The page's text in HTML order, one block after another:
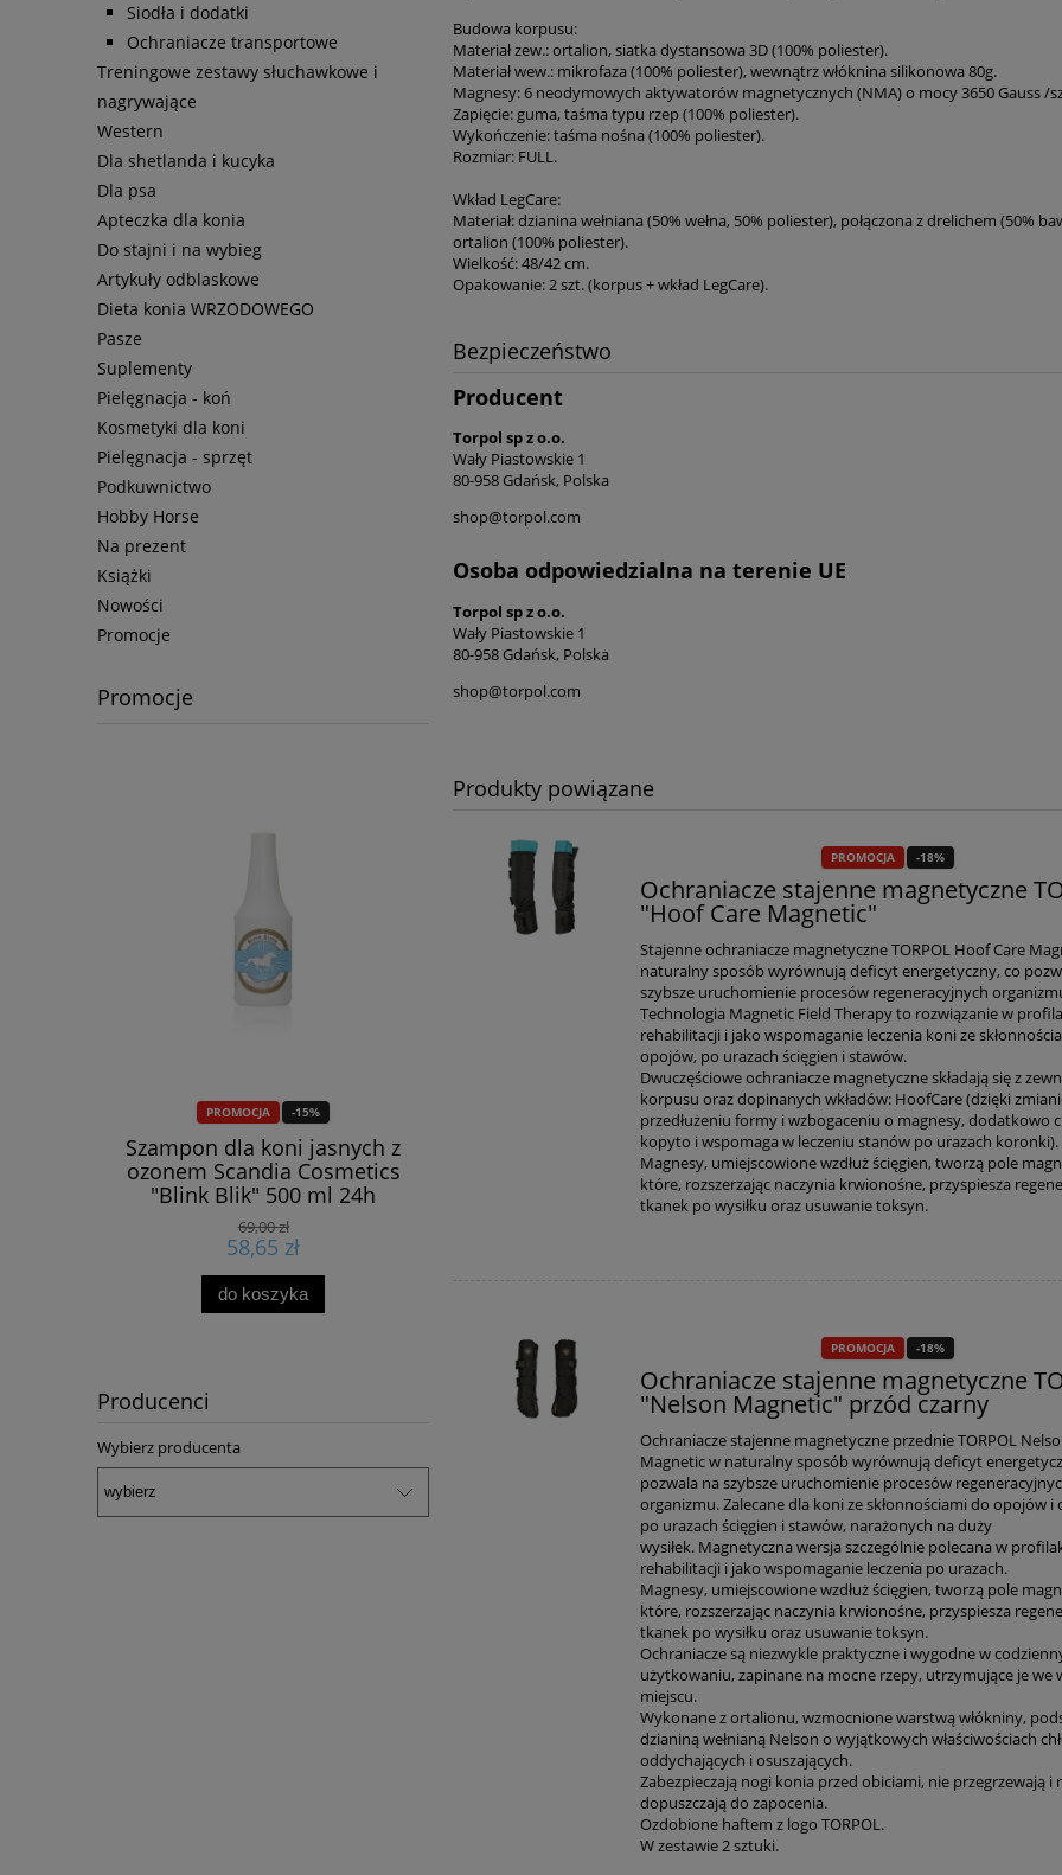
Siodła i dodatki
Ochraniacze transportowe
Treningowe zestawy słuchawkowe i
nagrywające
Western
Dla shetlanda i kucyka
Dla psa
Apteczka dla konia
Do stajni i na wybieg
Artykuły odblaskowe
Dieta konia WRZODOWEGO
Pasze
Suplementy
Pielęgnacja - koń
Kosmetyki dla koni
Pielęgnacja - sprzęt
Podkuwnictwo
Hobby Horse
Na prezent
Książki
Nowości
Promocje
Promocje
PROMOCJA -15%
Szampon dla koni jasnych z
ozonem Scandia Cosmetics
"Blink Blik" 500 ml 24h
69,00 zł
58,65 zł
do koszyka
Czaprak skokowy Bucas "Max
Saddle Pad"
-12%
Cukierki świąteczne OVER
"Overs Christmas"
kg
Producenci
Wybierz producenta
Budowa korpusu:
Materiał zew.: ortalion, siatka dystansowa 3D (100% poliester).
Materiał wew.: mikrofaza (100% poliester), wewnątrz włóknina silikonowa 80g.
Magnesy: 6 neodymowych aktywatorów magnetycznych (NMA) o mocy 3650 Gauss /
Zapięcie: guma, taśma typu rzep (100% poliester).
Wykończenie: taśma nośna (100% poliester).
Rozmiar: FULL.
Wkład LegCare:
Materiał: dzianina wełniana (50% wełna, 50% poliester), połączona z drelichem (50%
ortalion (100% poliester).
Wielkość: 48/42 cm.
Opakowanie: 2 szt. (korpus + wkład LegCare).
Bezpieczeństwo
Producent
Torpol sp z o.o.
Wały Piastowskie 1
80-958 Gdańsk, Polska
shop@torpol.com
Osoba odpowiedzialna na terenie UE
Torpol sp z o.o.
Wały Piastowskie 1
80-958 Gdańsk, Polska
shop@torpol.com
Produkty powiązane
PROMOCJA -18%
Ochraniacze stajenne magnetyczne
"Hoof Care Magnetic"
Stajenne ochraniacze magnetyczne TORPOL Hoof Care
naturalny sposób wyrównują deficyt energetyczny, co
szybsze uruchomienie procesów regeneracyjnych
Technologia Magnetic Field Therapy to rozwiązanie w
rehabilitacji i jako wspomaganie leczenia koni ze
opojów, po urazach ścięgien i stawów.
Dwuczęściowe ochraniacze magnetyczne składają się z
korpusu oraz dopinanych wkładów: HoofCare (dzięki
przedłużeniu formy i wzbogaceniu o magnesy, dodatkowo
kopyto i wspomaga w leczeniu stanów po urazach koronki).
Magnesy, umiejscowione wzdłuż ścięgien, tworzą pole
które, rozszerzając naczynia krwionośne, przyspiesza
tkanek po wysiłku oraz usuwanie toksyn.
PROMOCJA -18%
Ochraniacze stajenne magnetyczne
"Nelson Magnetic" przód czarny
Ochraniacze stajenne magnetyczne przednie TORPOL
Magnetic w naturalny sposób wyrównują deficyt
pozwala na szybsze uruchomienie procesów
organizmu. Zalecane dla koni ze skłonnościami do opojów i
po urazach ścięgien i stawów, narażonych na duży
wysiłek. Magnetyczna wersja szczególnie polecana w
rehabilitacji i jako wspomaganie leczenia po urazach.
Magnesy, umiejscowione wzdłuż ścięgien, tworzą pole
które, rozszerzając naczynia krwionośne, przyspiesza
tkanek po wysiłku oraz usuwanie toksyn.
Ochraniacze są niezwykle praktyczne i wygodne w
użytkowaniu, zapinane na mocne rzepy, utrzymujące je we
miejscu.
Wykonane z ortalionu, wzmocnione warstwą włókniny,
dzianiną wełnianą Nelson o wyjątkowych właściwościach
oddychających i osuszających.
Zabezpieczają nogi konia przed obiciami, nie przegrzewają i
dopuszczają do zapocenia.
Ozdobione haftem z logo TORPOL.
W zestawie 2 sztuki.